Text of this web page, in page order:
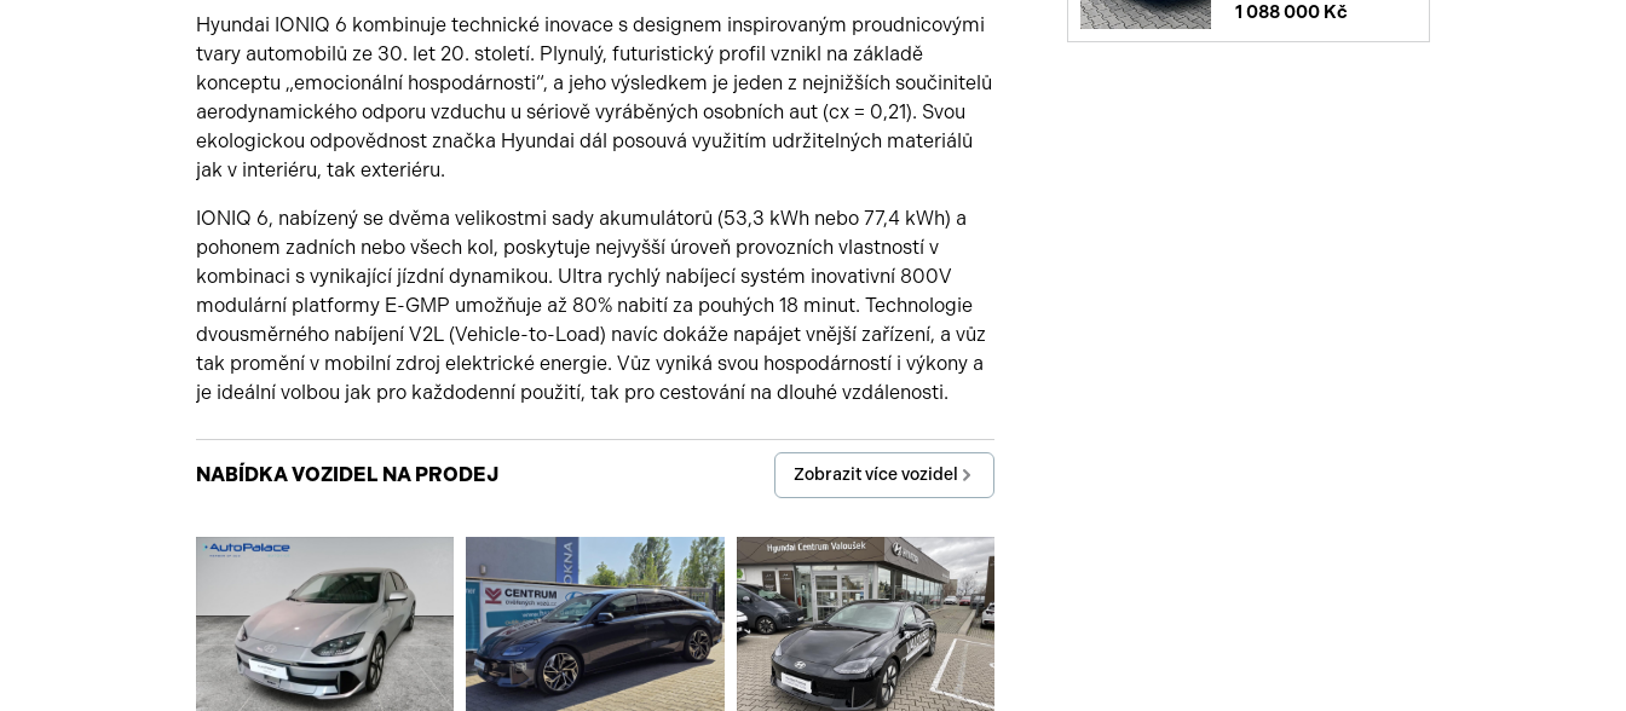
Hyundai IONIQ 6 kombinuje technické inovace s designem inspirovaným proudnicovými
tvary automobilů ze 30. let 20. století. Plynulý, futuristický profil vznikl na základě
konceptu „emocionální hospodárnosti“, a jeho výsledkem je jeden z nejnižších součinitelů
aerodynamického odporu vzduchu u sériově vyráběných osobních aut (cx = 0,21). Svou
ekologickou odpovědnost značka Hyundai dál posouvá využitím udržitelných materiálů
jak v interiéru, tak exteriéru.
IONIQ 6, nabízený se dvěma velikostmi sady akumulátorů (53,3 kWh nebo 77,4 kWh) a
pohonem zadních nebo všech kol, poskytuje nejvyšší úroveň provozních vlastností v
kombinaci s vynikající jízdní dynamikou. Ultra rychlý nabíjecí systém inovativní 800V
modulární platformy E-GMP umožňuje až 80% nabití za pouhých 18 minut. Technologie
dvousměrného nabíjení V2L (Vehicle-to-Load) navíc dokáže napájet vnější zařízení, a vůz
tak promění v mobilní zdroj elektrické energie. Vůz vyniká svou hospodárností i výkony a
je ideální volbou jak pro každodenní použití, tak pro cestování na dlouhé vzdálenosti.
NABÍDKA VOZIDEL NA PRODEJ Zobrazit více vozidel
1 088 000 Kč